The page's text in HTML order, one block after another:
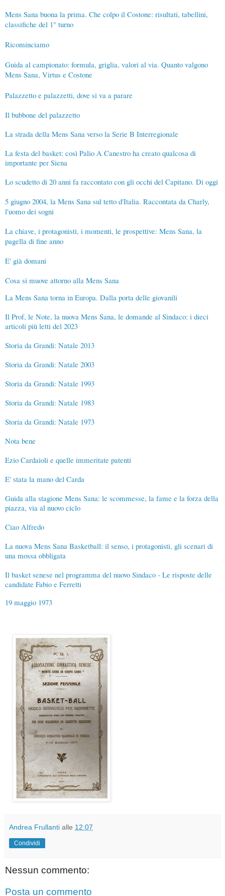
Mens Sana buona la prima. Che colpo il Costone: risultati, tabellini,
classifiche del 1° turno
Ricominciamo
Guida al campionato: formula, griglia, valori al via. Quanto valgono
Mens Sana, Virtus e Costone
Palazzetto e palazzetti, dove si va a parare
Il bubbone del palazzetto
La strada della Mens Sana verso la Serie B Interregionale
La festa del basket: così Palio A Canestro ha creato qualcosa di
importante per Siena
Lo scudetto di 20 anni fa raccontato con gli occhi del Capitano. Di oggi
5 giugno 2004, la Mens Sana sul tetto d'Italia. Raccontata da Charly,
l'uomo dei sogni
La chiave, i protagonisti, i momenti, le prospettive: Mens Sana, la
pagella di fine anno
E' già domani
Cosa si muove attorno alla Mens Sana
La Mens Sana torna in Europa. Dalla porta delle giovanili
Il Prof, le Note, la nuova Mens Sana, le domande al Sindaco: i dieci
articoli più letti del 2023
Storia da Grandi: Natale 2013
Storia da Grandi: Natale 2003
Storia da Grandi: Natale 1993
Storia da Grandi: Natale 1983
Storia da Grandi: Natale 1973
Nota bene
Ezio Cardaioli e quelle immeritate patenti
E' stata la mano del Carda
Guida alla stagione Mens Sana: le scommesse, la fame e la forza della
piazza, via al nuovo ciclo
Ciao Alfredo
La nuova Mens Sana Basketball: il senso, i protagonisti, gli scenari di
una mossa obbligata
Il basket senese nel programma del nuovo Sindaco - Le risposte delle
candidate Fabio e Ferretti
19 maggio 1973
Andrea Frullanti alle 12:07
Condividi
Nessun commento:
Posta un commento